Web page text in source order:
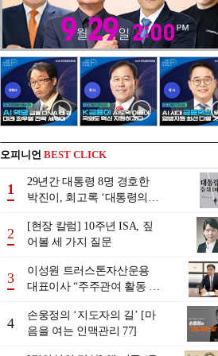
오피니언 BEST CLICK
1
29년간 대통령 8명 경호한
박진이, 회고록 ‘대통령의
2
[현장 칼럼] 10주년 ISA, 짚
어볼 세 가지 질문
3
이성원 트러스톤자산운용
대표이사 “주주관여 활동 기
치독 역할”
4
손웅정의 ‘지도자의 길’ [마
음을 여는 인맥관리 77]